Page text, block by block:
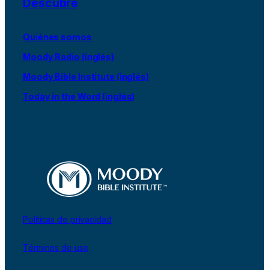
Descubre
Quiénes somos
Moody Radio (inglés)
Moody Bible Institute (inglés)
Today in the Word (inglés)
Políticas de privacidad
Términos de uso